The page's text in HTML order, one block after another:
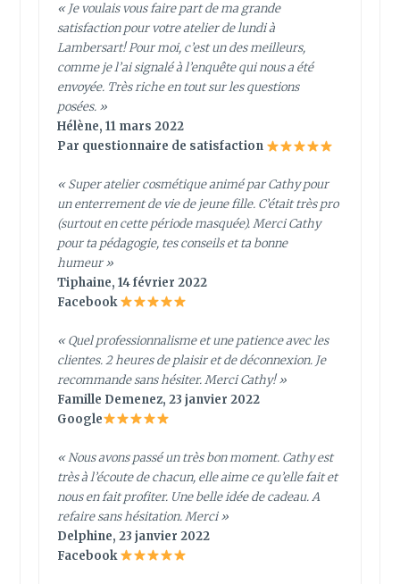
« Je voulais vous faire part de ma grande
satisfaction pour votre atelier de lundi à
Lambersart! Pour moi, c’est un des meilleurs,
comme je l’ai signalé à l’enquête qui nous a été
envoyée. Très riche en tout sur les questions
posées. »
Hélène, 11 mars 2022
Par questionnaire de satisfaction
« Super atelier cosmétique animé par Cathy pour
un enterrement de vie de jeune fille. C’était très pro
(surtout en cette période masquée). Merci Cathy
pour ta pédagogie, tes conseils et ta bonne
humeur »
Tiphaine, 14 février 2022
Facebook
«Quel professionnalisme et une patience avec les
clientes. 2 heures de plaisir et de déconnexion. Je
recommande sans hésiter. Merci Cathy!»
Famille Demenez, 23 janvier 2022
Google
« Nous avons passé un très bon moment. Cathy est
très à l’écoute de chacun, elle aime ce qu’elle fait et
nous en fait profiter. Une belle idée de cadeau. A
refaire sans hésitation. Merci »
Delphine, 23 janvier 2022
Facebook